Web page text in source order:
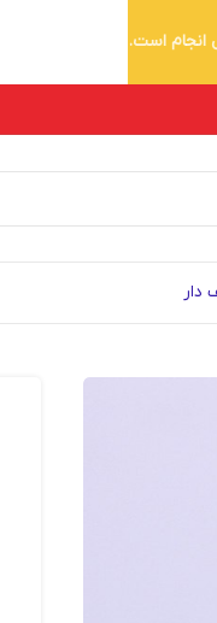
دار
انجام است.